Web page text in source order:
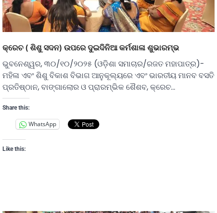
କ୍ରେଚ ( ଶିଶୁ ସଦନ) ଉପରେ ଦୁଇଦିନିଆ କର୍ମଶାଳା ଶୁଭାରମ୍ଭ
ଭୁବନେଶ୍ୱର, ୩୦/୧୦/୨୦୨୫ (ଓଡ଼ିଶା ସମାଚାର/ରଜତ ମହାପାତ୍ର)-
ମହିଳା ଏବଂ ଶିଶୁ ବିକାଶ ବିଭାଗ ଆନୁକୂଲ୍ୟରେ ଏବଂ ଭାରତୀୟ ମାନବ ବସତି
ପ୍ରତିଷ୍ଠାନ, ବାଙ୍ଗାଲୋର ଓ ପ୍ରାରମ୍ଭିକ ଶୈଶବ, କ୍ରେଚ…
Share this:
WhatsApp
Like this: